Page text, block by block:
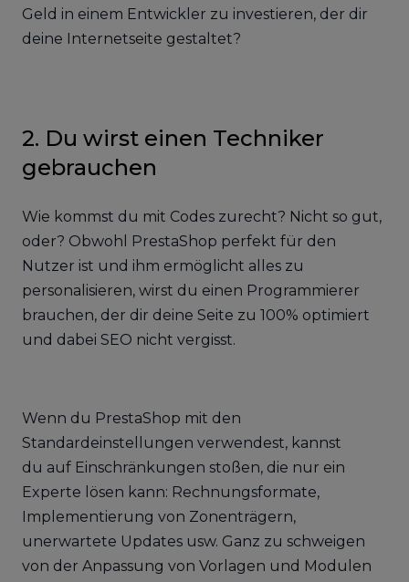
Geld in einem Entwickler zu investieren, der dir
deine Internetseite gestaltet?
2. Du wirst einen Techniker
gebrauchen
Wie kommst du mit Codes zurecht? Nicht so gut,
oder? Obwohl PrestaShop perfekt für den
Nutzer ist und ihm ermöglicht alles zu
personalisieren, wirst du einen Programmierer
brauchen, der dir deine Seite zu 100% optimiert
und dabei SEO nicht vergisst.
Wenn du PrestaShop mit den
Standardeinstellungen verwendest, kannst
du auf Einschränkungen stoßen, die nur ein
Experte lösen kann: Rechnungsformate,
Implementierung von Zonenträgern,
unerwartete Updates usw. Ganz zu schweigen
von der Anpassung von Vorlagen und Modulen